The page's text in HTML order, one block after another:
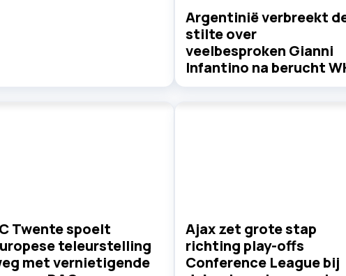
Argentinië verbreekt
stilte over
veelbesproken Gianni
Infantino na berucht
Twente spoelt
teleurstelling
met vernietigende
Ajax zet grote stap
richting play-offs
Conference League bij